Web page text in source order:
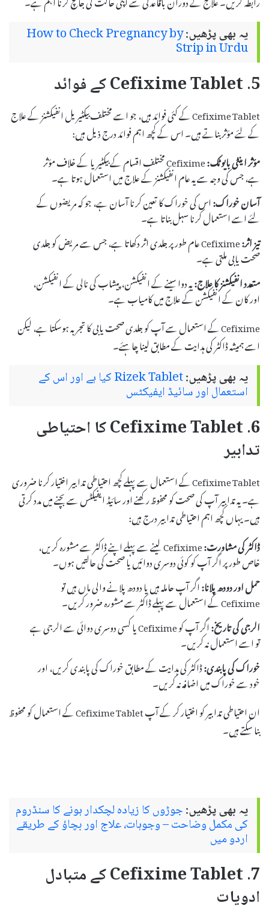
یہ بھی پڑھیں:How to Check Pregnancy by
Strip in Urdu
5. Cefixime Tablet کے فوائد
Cefixime Tablet کے کئی فوائد ہیں، جو اسے مختلف بیکٹیریل انفیکشنز کے علاج
کے لئے مؤثر بناتے ہیں۔ اس کے کچھ اہم فوائد درج ذیل ہیں:
مؤثر اینٹی بایوٹک:
Cefixime مختلف اقسام کے بیکٹیریا کے خلاف مؤثر
ہے، جس کی وجہ سے یہ عام انفیکشنز کے علاج میں استعمال ہوتا ہے۔
آسان خوراک:اس کی خوراک کا تعین کرنا آسان ہے، جو کہ مریضوں کے
لئے اسے استعمال کرنا سہل بناتا ہے۔
تیز اثر:
Cefixime عام طور پر جلدی اثر دکھاتا ہے، جس سے مریض کو جلدی
صحت یابی ملتی ہے۔
متعدد انفیکشنز کا علاج:یہ دوا سینے کے انفیکشن، پیشاب کی نالی کے انفیکشن،
اور کان کے انفیکشن کے علاج میں کامیاب ہے۔
Cefixime کے استعمال سے آپ کو جلدی صحت یابی کا تجربہ ہوسکتا ہے، لیکن
اسے ہمیشہ ڈاکٹر کی ہدایت کے مطابق لینا چاہئے۔
یہ بھی پڑھیں: Rizek Tablet کیا ہے اور اس کے
استعمال اور سائیڈ ایفیکٹس
6. Cefixime Tablet کا احتیاطی
تدابیر
Cefixime Tablet کے استعمال سے پہلے کچھ احتیاطی تدابیر اختیار کرنا ضروری
ہے۔ یہ تدابیر آپ کی صحت کو محفوظ رکھنے اور سائیڈ ایفیکٹس سے بچنے میں مدد کرتی
ہیں۔ یہاں کچھ اہم احتیاطی تدابیر درج ہیں:
ڈاکٹر کی مشاورت:
Cefixime لینے سے پہلے اپنے ڈاکٹر سے مشورہ کریں،
خاص طور پر اگر آپ کو کوئی دوسری دوائیں یا صحت کی حالتیں ہوں۔
حمل اور دودھ پلانا:اگر آپ حاملہ ہیں یا دودھ پلانے والی ماں ہیں تو
Cefixime کے استعمال سے پہلے ڈاکٹر سے مشورہ ضرور کریں۔
الرجی کی تاریخ:
اگر آپ کو Cefixime یا کسی دوسری دوائی سے الرجی ہے
تو اسے استعمال نہ کریں۔
خوراک کی پابندی:ڈاکٹر کی ہدایت کے مطابق خوراک کی پابندی کریں، اور
خود سے خوراک میں اضافہ نہ کریں۔
ان احتیاطی تدابیر کو اختیار کر کے آپ Cefixime Tablet کے استعمال کو محفوظ
بنا سکتے ہیں۔
یہ بھی پڑھیں:جوڑوں کا زیادہ لچکدار ہونے کا سنڈروم
کی مکمل وضاحت – وجوہات، علاج اور بچاؤ کے طریقے
اردو میں
7. Cefixime Tablet کے متبادل
ادویات